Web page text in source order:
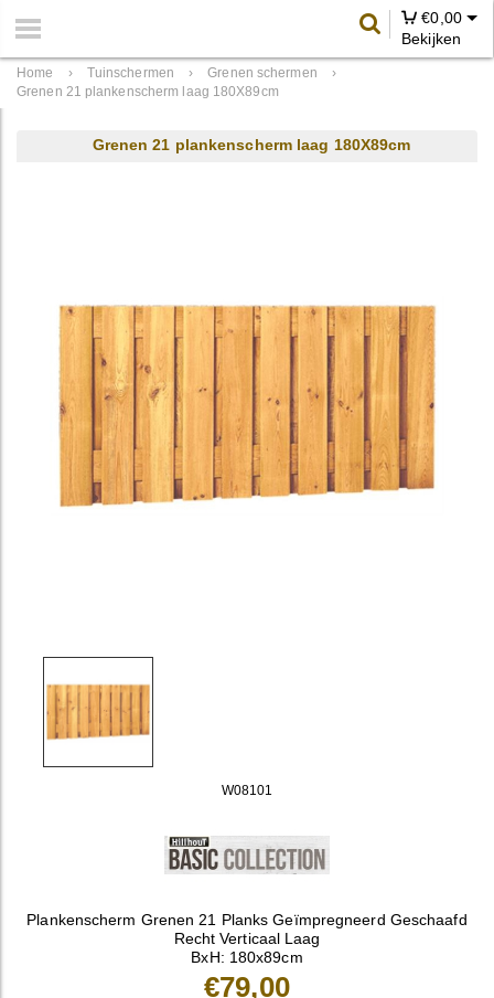
€0,00
Bekijken
Home › Tuinschermen › Grenen schermen
›
Grenen 21 plankenscherm laag 180X89cm
Grenen 21 plankenscherm laag 180X89cm
W08101
Plankenscherm Grenen 21 Planks Geïmpregneerd Geschaafd
Recht Verticaal Laag
BxH: 180x89cm
€79,00